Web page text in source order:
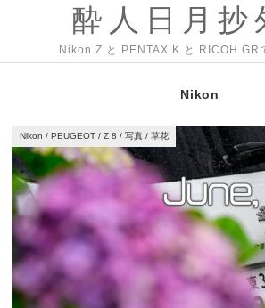
酔人日月抄
Nikon Z と PENTAX K と RICOH GR
Nikon
Nikon / PEUGEOT / Z 8 / 写真 / 草花